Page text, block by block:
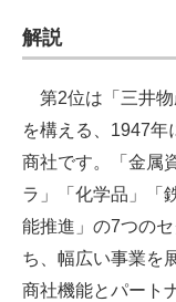
解説
第2位は「三井物
を構える、1947年
商社です。「金属
ラ」「化学品」「
能推進」の7つの
ち、幅広い事業を
商社機能とパート